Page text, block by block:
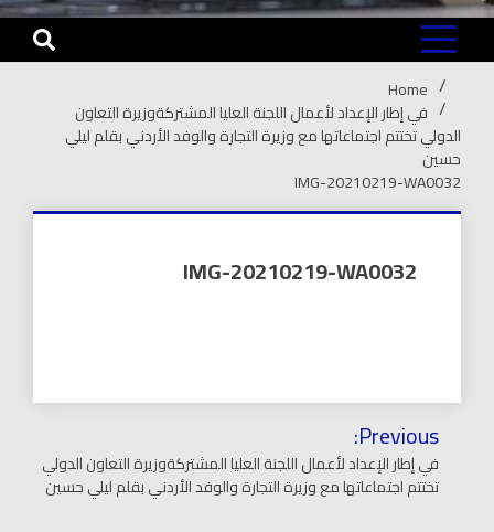
Home
في إطار الإعداد لأعمال اللجنة العليا المشتركةوزيرة التعاون
الدولي تختتم اجتماعاتها مع وزيرة التجارة والوفد الأردني بقلم ليلي
حسين
IMG-20210219-WA0032
IMG-20210219-WA0032
تصفّح
المقالات
Previous:
في إطار الإعداد لأعمال اللجنة العليا المشتركةوزيرة التعاون الدولي
تختتم اجتماعاتها مع وزيرة التجارة والوفد الأردني بقلم ليلي حسين